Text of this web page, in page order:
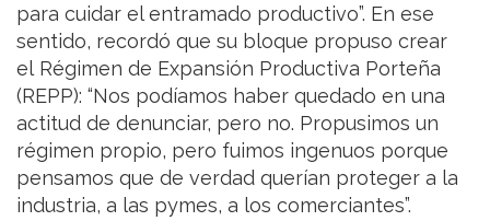
para cuidar el entramado productivo”. En ese
sentido, recordó que su bloque propuso crear
el Régimen de Expansión Productiva Porteña
(REPP): “Nos podíamos haber quedado en una
actitud de denunciar, pero no. Propusimos un
régimen propio, pero fuimos ingenuos porque
pensamos que de verdad querían proteger a la
industria, a las pymes, a los comerciantes”.